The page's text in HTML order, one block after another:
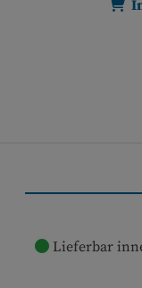
Lieferbar